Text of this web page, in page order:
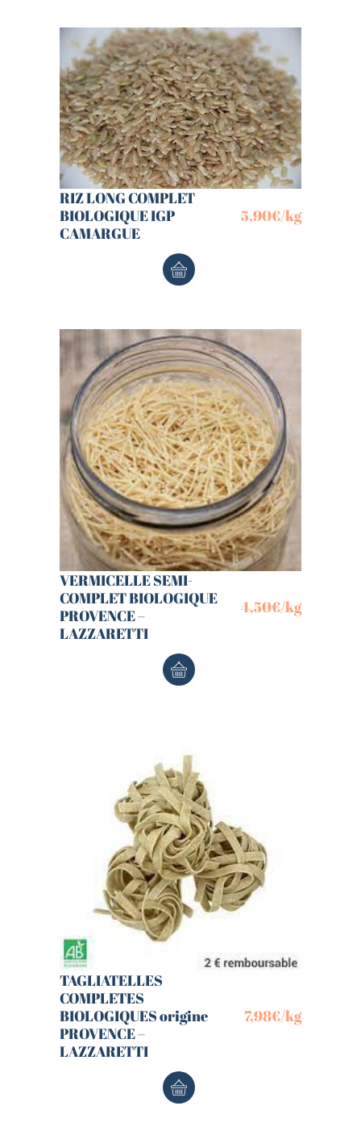
RIZ LONG COMPLET
BIOLOGIQUE IGP
CAMARGUE
5,90€/kg
VERMICELLE SEMI-
COMPLET BIOLOGIQUE
PROVENCE –
LAZZARETTI
4,50€/kg
TAGLIATELLES
COMPLETES
BIOLOGIQUES origine
PROVENCE –
LAZZARETTI
7,98€/kg